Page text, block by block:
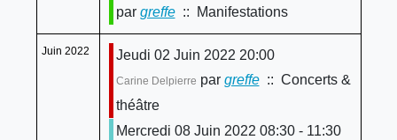
par greffe:: Manifestations
Juin 2022 Jeudi 02 Juin 2022 20:00
Carine Delpierre par greffe:: Concerts &
théâtre
Mercredi 08 Juin 2022 08:30 - 11:30